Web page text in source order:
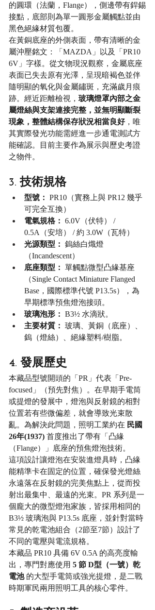
的圓環（法蘭，Flange），側邊帶有銲錫
接點，底部則為單一圓形金屬觸點並由
黑色絕緣材質包覆。
在黃銅底座的外側表面，帶有清晰的金
屬沖壓銘文：「MAZDA」以及「PR10
6V」字樣。從文物現況觀察，金屬底座
表面已失去原有光澤，呈現暗褐色並伴
隨明顯的氧化與金屬鏽斑，充滿歲月痕
跡。經近距離檢視， 玻璃燈罩內部之金
屬燈絲與支架連接完整，並無明顯斷裂
現象，整體結構保存狀況相當良好，唯
其實際發光功能需經進一步通電測試方
能確認。目前主要作為展示與歷史考證
之物件。
3. 技術規格
型號： PR10（實務上與 PR12 幾乎
可完全互換）
電氣規格： 6.0V（伏特） /
0.5A（安培） / 約 3.0W（瓦特）
光源類型： 鎢絲白熾燈
（Incandescent）
底座類型： 單觸點微型凸緣基座
（Single Contact Miniature Flanged
Base，國際標準代號 P13.5s），為
早期標準預焦燈泡接頭。
玻璃泡形： B3½ 水滴狀。
主要材質： 玻璃、黃銅（底座）、
鎢（燈絲）、絕緣塑料/樹脂。
4. 發展歷史
本藏品型號開頭的「PR」代表「Pre-
focused」（預先對焦）。在早期手電筒
或提燈的發展中，燈泡與反射鏡的相對
位置若有些微偏差，就會導致光束散
亂。為解決此問題，照明工業約在 民國
26年(1937) 首度推出了帶有「凸緣
（Flange）」底座的預焦燈泡技術。
這項設計讓燈泡在安裝進燈具時，凸緣
能精準卡在固定的位置，確保發光燈絲
永遠落在反射鏡的完美焦點上，從而投
射出最集中、最遠的光束。PR 系列是一
個龐大的微型燈泡家族，皆採用相同的
B3½ 玻璃泡與 P13.5s 底座，並針對當時
常見的乾電池組合（2節至7節）設計了
不同的電壓與電流規格。
本藏品 PR10 具備 6V 0.5A 的高亮度輸
出，專門對應使用 5 節 D型（一號）乾
電池 的大型手電筒或強光提燈，是二戰
時期軍民兩用照明工具的核心零件。